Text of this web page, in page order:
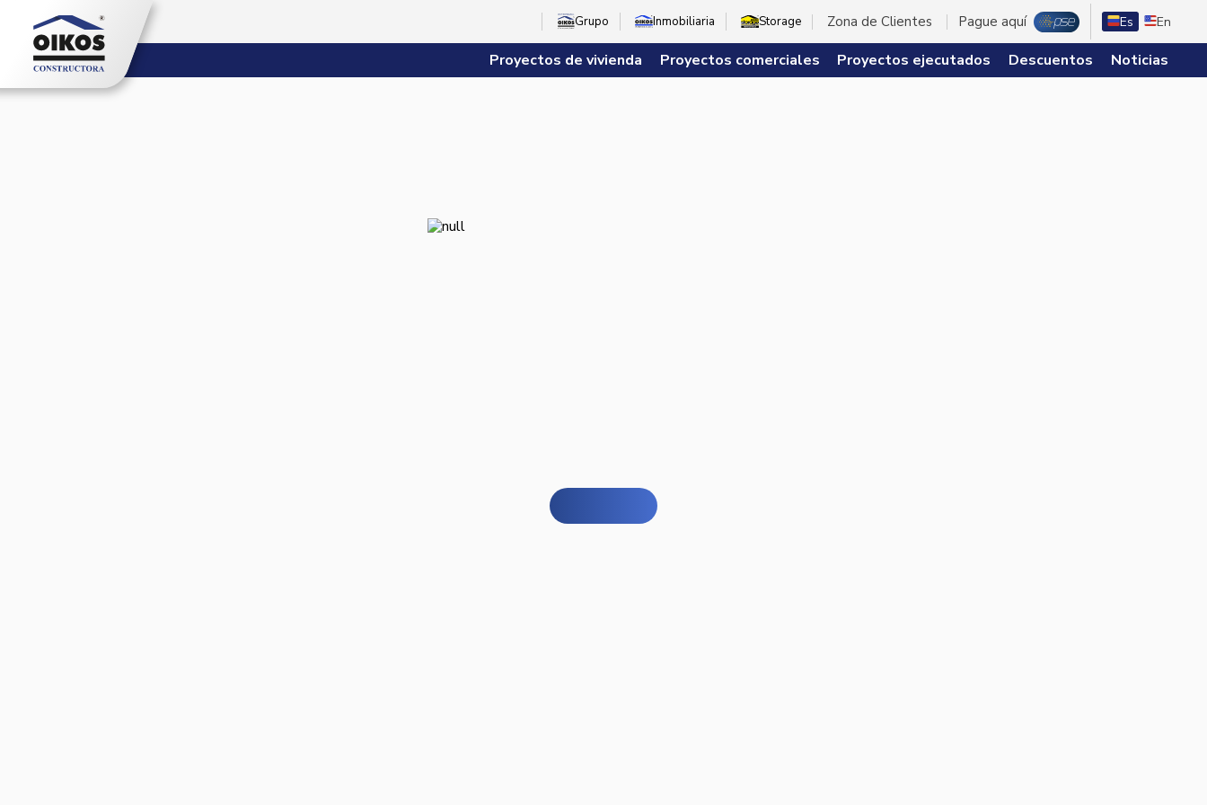
Grupo Inmobiliaria Storage Zona de Clientes Pague aquí Es En
Proyectos de vivienda Proyectos comerciales Proyectos ejecutados Descuentos Noticias